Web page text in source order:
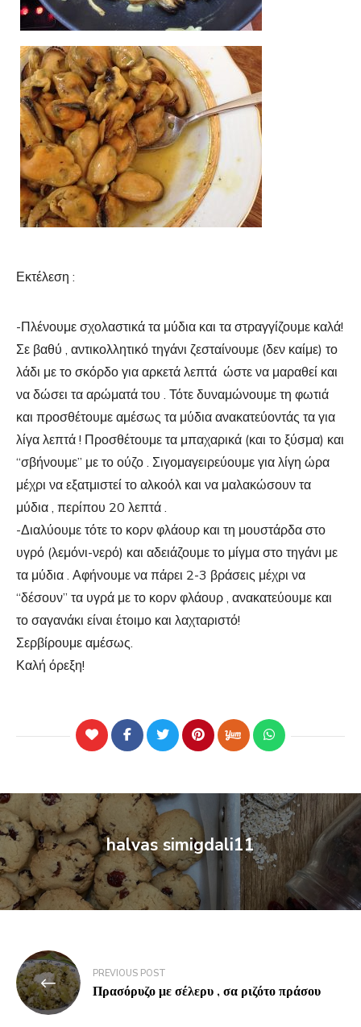
Εκτέλεση :
-Πλένουμε σχολαστικά τα μύδια και τα στραγγίζουμε καλά!
Σε βαθύ , αντικολλητικό τηγάνι ζεσταίνουμε (δεν καίμε) το
λάδι με το σκόρδο για αρκετά λεπτά ώστε να μαραθεί και
να δώσει τα αρώματά του . Τότε δυναμώνουμε τη φωτιά
και προσθέτουμε αμέσως τα μύδια ανακατεύοντάς τα για
λίγα λεπτά ! Προσθέτουμε τα μπαχαρικά (και το ξύσμα) και
“σβήνουμε” με το ούζο . Σιγομαγειρεύουμε για λίγη ώρα
μέχρι να εξατμιστεί το αλκοόλ και να μαλακώσουν τα
μύδια , περίπου 20 λεπτά .
-Διαλύουμε τότε το κορν φλάουρ και τη μουστάρδα στο
υγρό (λεμόνι-νερό) και αδειάζουμε το μίγμα στο τηγάνι με
τα μύδια . Αφήνουμε να πάρει 2-3 βράσεις μέχρι να
“δέσουν” τα υγρά με το κορν φλάουρ , ανακατεύουμε και
το σαγανάκι είναι έτοιμο και λαχταριστό!
Σερβίρουμε αμέσως.
Καλή όρεξη!
halvas simigdali11
PREVIOUS POST
Πρασόρυζο με σέλερυ , σα ριζότο πράσου